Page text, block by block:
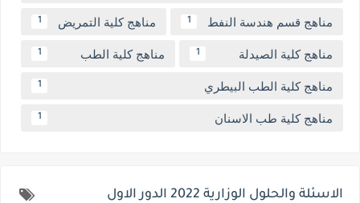
مناهج قسم هندسة النفط 1 مناهج كلية التمريض 1
مناهج كلية الصيدلة 1 مناهج كلية الطب 1
مناهج كلية الطب البيطري 1
مناهج كلية طب الاسنان 1
الاسئلة والحلول الوزارية 2022 الدور الاول